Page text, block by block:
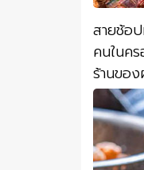
สายช้อ
คนในค
ร้านขอ